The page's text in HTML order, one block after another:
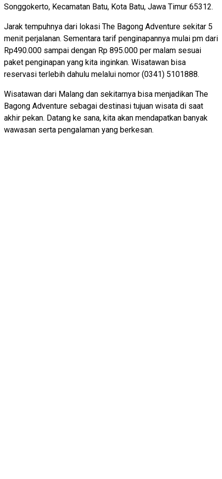
Songgokerto, Kecamatan Batu, Kota Batu, Jawa Timur 65312.
Jarak tempuhnya dari lokasi The Bagong Adventure sekitar 5
menit perjalanan. Sementara tarif penginapannya mulai pm dari
Rp490.000 sampai dengan Rp 895.000 per malam sesuai
paket penginapan yang kita inginkan. Wisatawan bisa
reservasi terlebih dahulu melalui nomor (0341) 5101888.
Wisatawan dari Malang dan sekitarnya bisa menjadikan The
Bagong Adventure sebagai destinasi tujuan wisata di saat
akhir pekan. Datang ke sana, kita akan mendapatkan banyak
wawasan serta pengalaman yang berkesan.